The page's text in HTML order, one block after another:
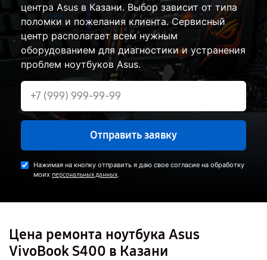
центра Asus в Казани. Выбор зависит от типа
поломки и пожелания клиента. Сервисный
центр располагает всем нужным
оборудованием для диагностики и устранения
проблем ноутбуков Asus.
Отправить заявку
Нажимая на кнопку отправить я даю свое согласие на обработку
моих персональных данных.
Цена ремонта ноутбука Asus
VivoBook S400 в Казани